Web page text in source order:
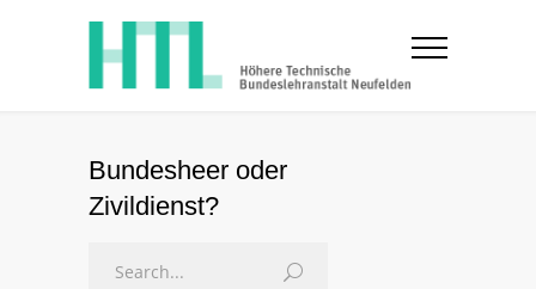
Bundesheer oder
Zivildienst?